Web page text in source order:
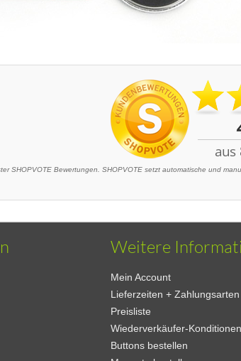
SHOPVOTE Bewertungen. SHOPVOTE setzt automatische und
Weitere
Mein Account
Lieferzeiten + Zahlungsarten
Preisliste
Wiederverkäufer-Konditionen
Buttons bestellen